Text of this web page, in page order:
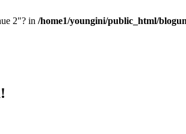
2"? in /home1/youngini/public_html/